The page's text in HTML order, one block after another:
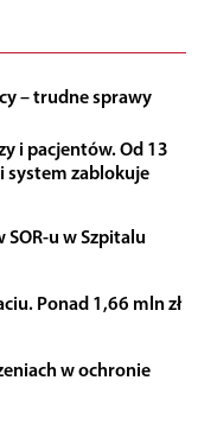
– trudne sprawy
i pacjentów. Od 13
system zablokuje
u w Szpitalu
Ponad 1,66 mln zł
w ochronie